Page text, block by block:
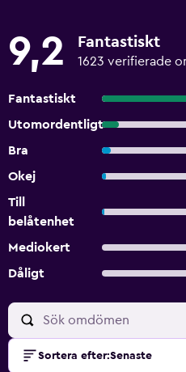
9,2 Fantastiskt
1623 verifierade
Fantastiskt
Utomordentligt
Bra
Okej
Till
belåtenhet
Mediokert
Dåligt
Sortera efter:Senaste